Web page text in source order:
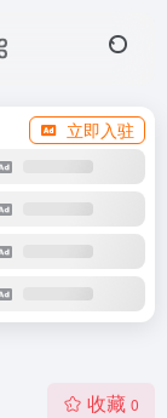
立即入驻
收藏 0